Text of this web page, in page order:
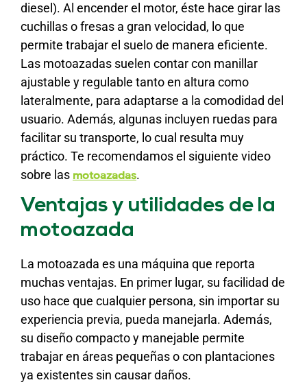
diesel). Al encender el motor, éste hace girar las
cuchillas o fresas a gran velocidad, lo que
permite trabajar el suelo de manera eficiente.
Las motoazadas suelen contar con manillar
ajustable y regulable tanto en altura como
lateralmente, para adaptarse a la comodidad del
usuario. Además, algunas incluyen ruedas para
facilitar su transporte, lo cual resulta muy
práctico. Te recomendamos el siguiente video
sobre las motoazadas.
Ventajas y utilidades de la
motoazada
La motoazada es una máquina que reporta
muchas ventajas. En primer lugar, su facilidad de
uso hace que cualquier persona, sin importar su
experiencia previa, pueda manejarla. Además,
su diseño compacto y manejable permite
trabajar en áreas pequeñas o con plantaciones
ya existentes sin causar daños.